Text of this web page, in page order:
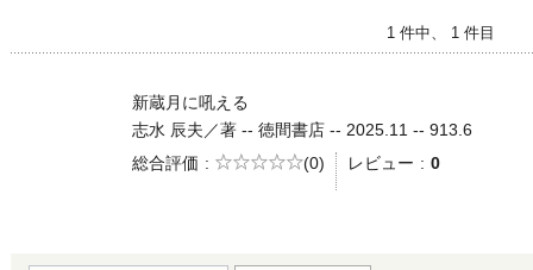
1 件中、 1 件目
新蔵月に吼える
志水 辰夫／著 -- 徳間書店 -- 2025.11 -- 913.6
総合評価
5段階評価
(0) レビュー 0